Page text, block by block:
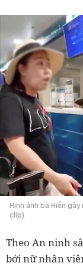
Hình ảnh bà Hiền
clip).
Theo An ninh
bới nữ nhân